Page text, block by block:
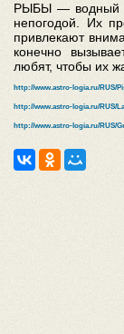
РЫБЫ — водный
непогодой. Их
привлекают
конечно
любят, чтобы их
http://www.astro-logia.ru/RUS/
http://www.astro-logia.ru/RUS/
http://www.astro-logia.ru/RUS/